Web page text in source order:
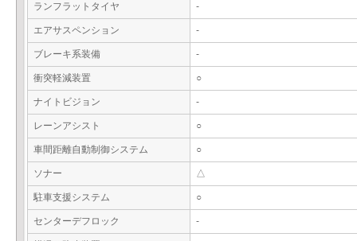
ランフラットタイヤ -
エアサスペンション -
ブレーキ系装備 -
衝突軽減装置 ○
ナイトビジョン -
レーンアシスト ○
車間距離自動制御システム ○
ソナー △
駐車支援システム ○
センターデフロック -